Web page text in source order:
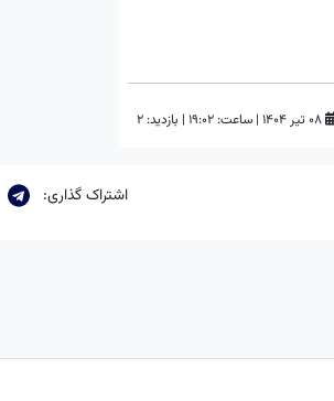
۰۸ تیر ۱۴۰۴ | ساعت: ۱۹:۰۲ | بازدید: 2
اشتراک گذاری: